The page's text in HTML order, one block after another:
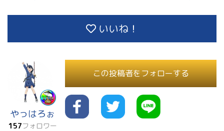
いいね！
やっはろぉ
157フォロワー
この投稿者をフォローする